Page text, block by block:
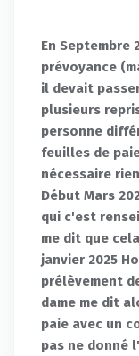
En Septembre
prévoyance
il devait
plusieurs
personne
feuilles de
nécessaire
Début Mars
qui c'est
me dit que
janvier 2025
prélèvement
dame me dit
paie avec un
pas ne donné